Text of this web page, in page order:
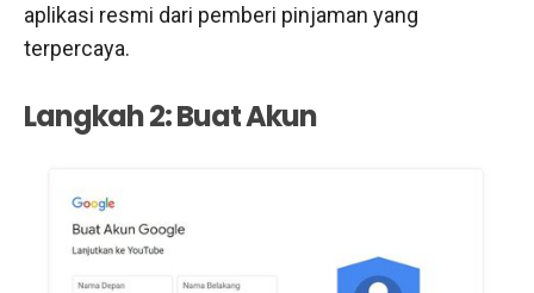
aplikasi resmi dari pemberi pinjaman yang
terpercaya.
Langkah 2: Buat Akun